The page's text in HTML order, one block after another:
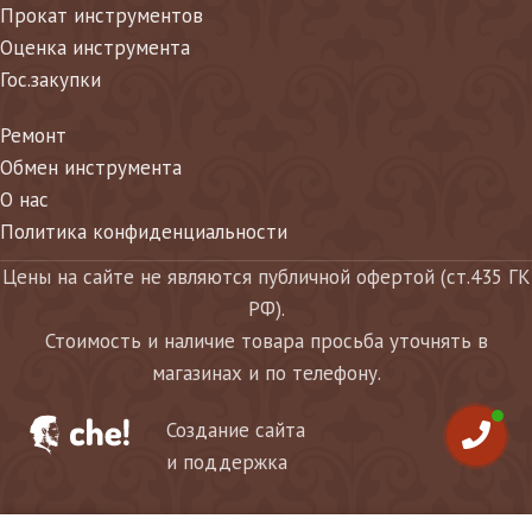
Прокат инструментов
Оценка инструмента
Гос.закупки
Ремонт
Обмен инструмента
О нас
Политика конфиденциальности
Цены на сайте не являются публичной офертой (ст.435 ГК
РФ).
Стоимость и наличие товара просьба уточнять в
магазинах и по телефону.
Создание сайта
и поддержка